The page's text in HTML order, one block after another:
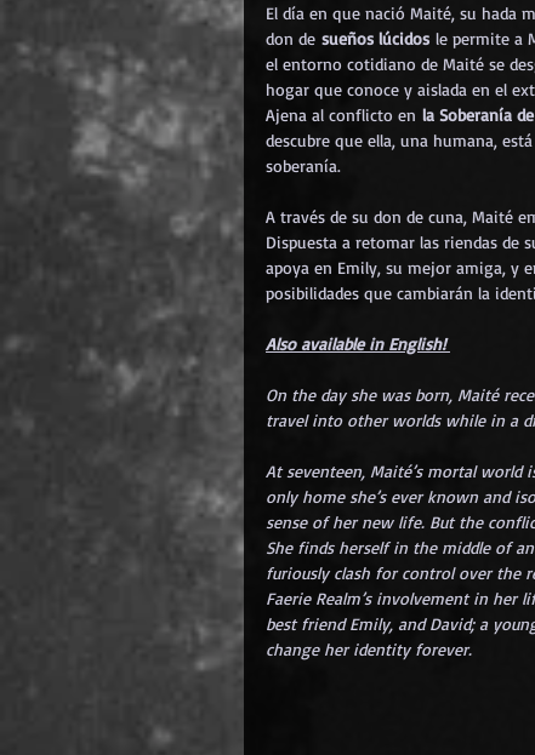
El día en que nació Maité, su hada
don de sueños lúcidos le permite a
el entorno cotidiano de Maité se
hogar que conoce y aislada en el
Ajena al conflicto en la Soberanía
descubre que ella, una humana,
soberanía.
A través de su don de cuna, Maité
Dispuesta a retomar las riendas de
apoya en Emily, su mejor amiga, y
posibilidades que cambiarán la
Also available in English!
On the day she was born, Maité
travel into other worlds while in a
At seventeen, Maité’s mortal
only home she’s ever known and
sense of her new life. But the
She finds herself in the middle of
furiously clash for control over the
Faerie Realm’s involvement in
best friend Emily, and David; a
change her identity forever.